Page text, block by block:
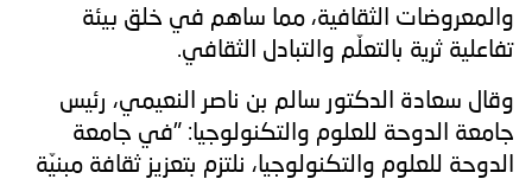
والمعروضات الثقافية، مما ساهم في خلق بيئة
تفاعلية ثرية بالتعلّم والتبادل الثقافي.
وقال سعادة الدكتور سالم بن ناصر النعيمي، رئيس
جامعة الدوحة للعلوم والتكنولوجيا: "في جامعة
الدوحة للعلوم والتكنولوجيا، نلتزم بتعزيز ثقافة مبنيّة